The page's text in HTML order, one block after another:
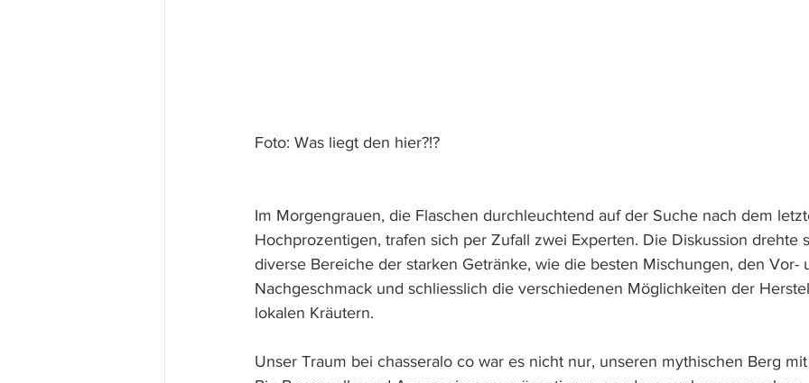
Foto: Was liegt den hier?!?
Im Morgengrauen, die Flaschen durchleuchtend auf der Suche nach dem
Hochprozentigen, trafen sich per Zufall zwei Experten. Die Diskussion drehte
diverse Bereiche der starken Getränke, wie die besten Mischungen, den Vor-
Nachgeschmack und schliesslich die verschiedenen Möglichkeiten der
lokalen Kräutern.
Unser Traum bei chasseralo co war es nicht nur, unseren mythischen Berg